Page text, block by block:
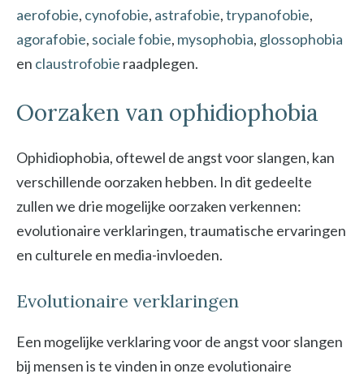
aerofobie, cynofobie, astrafobie,trypanofobie,
agorafobie, sociale fobie, mysophobia, glossophobia
en claustrofobie raadplegen.
Oorzaken van ophidiophobia
Ophidiophobia, oftewel de angst voor slangen, kan
verschillende oorzaken hebben. In dit gedeelte
zullen we drie mogelijke oorzaken verkennen:
evolutionaire verklaringen, traumatische ervaringen
en culturele en media-invloeden.
Evolutionaire verklaringen
Een mogelijke verklaring voor de angst voor slangen
bij mensen is te vinden in onze evolutionaire